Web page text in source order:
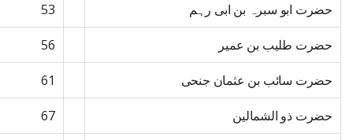
حضرت ابو سبرہ بن ابی رہم 53
حضرت طلیب بن عمیر 56
حضرت سائب بن عثمان جنحی 61
حضرت ذو الشمالین 67